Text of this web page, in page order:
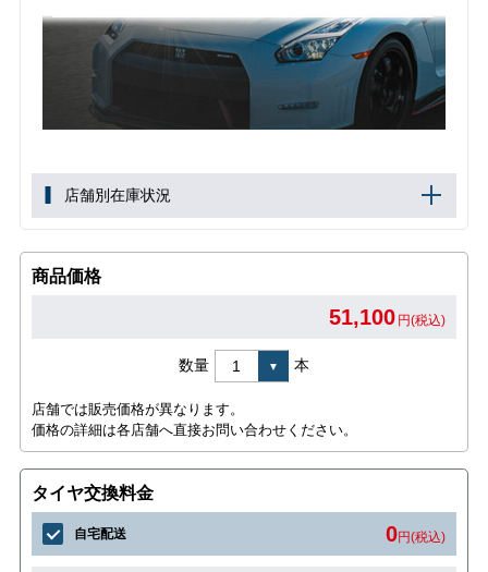
店舗別在庫状況
商品価格
51,100 円(税込)
数量 本
店舗では販売価格が異なります。
価格の詳細は各店舗へ直接お問い合わせください。
タイヤ交換料金
自宅配送 0円(税込)